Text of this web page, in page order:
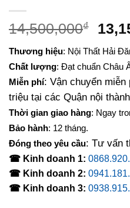
14,500,000₫
Giá
là:
Thương hiệu: Nội Thất Hải
Chất lượng: Đạt chuẩn Châu
Miễn phí: Vận chuyển
triệu tại các Quận nội
Thời gian giao hàng: Ngay
Bảo hành: 12 tháng.
Đóng theo yêu cầu: Tư vấn
☎ Kinh doanh 1:
☎ Kinh doanh 2:
☎ Kinh doanh 3: